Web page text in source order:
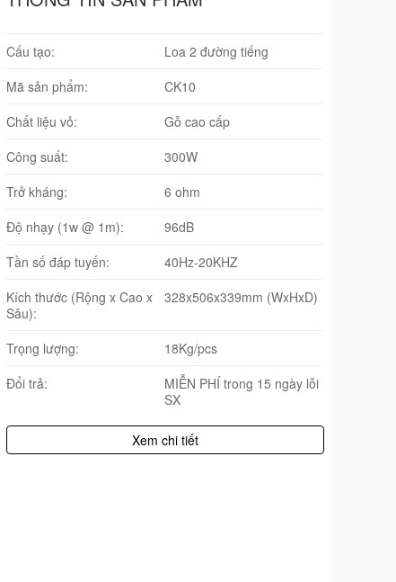
Cấu tạo:
Loa 2 đường tiếng
Mã sản phẩm:
CK10
Chất liệu vỏ:
Gỗ cao cấp
Công suất:
300W
Trở kháng:
6 ohm
Độ nhạy (1w @ 1m):
96dB
Tần số đáp tuyến:
40Hz-20KHZ
Kích thước (Rộng x Cao x
Sâu):
328x506x339mm (WxHxD)
Trọng lượng:
18Kg/pcs
Đổi trả:
MIỄN PHÍ trong 15 ngày lỗi
SX
Xem chi tiết